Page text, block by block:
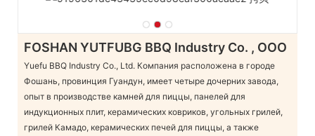
FOSHAN YUTFUBG BBQ Industry Co. , ООО
Yuefu BBQ Industry Co., Ltd. Компания расположена в городе
Фошань, провинция Гуандун, имеет четыре дочерних завода,
опыт в производстве камней для пиццы, панелей для
индукционных плит, керамических ковриков, угольных грилей,
грилей Камадо, керамических печей для пиццы, а также